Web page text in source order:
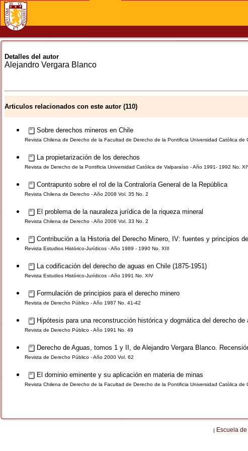
Detalles del autor
Alejandro Vergara Blanco
Articulos relacionados con este autor (110)
Sobre derechos mineros en Chile
Revista Chilena de Derecho de la Facultad de Derecho de la Pontificia Universidad Católica de
La propietarización de los derechos
Revista de Derecho de la Pontificia Universidad Católica de Valparaíso - Año 1991- 1992 No.
Contrapunto sobre el rol de la Contraloría General de la República
Revista Chilena de Derecho - Año 2008 Vol. 35 No. 2
El problema de la nauraleza jurídica de la riqueza mineral
Revista Chilena de Derecho - Año 2006 Vol. 33 No. 2
Contribución a la Historia del Derecho Minero, IV: fuentes y principios
Revista Estudios Histórico-Jurídicos - Año 1989 - 1990 No. XIII
La codificación del derecho de aguas en Chile (1875-1951)
Revista Estudios Histórico-Jurídicos - Año 1991 No. XIV
Formulación de principios para el derecho minero
Revista de Derecho Público - Año 1987 No. 41-42
Hipótesis para una reconstrucción histórica y dogmática del derecho de
Revista de Derecho Público - Año 1991 No. 49
Derecho de Aguas, tomos 1 y II, de Alejandro Vergara Blanco.
Revista de Derecho Público - Año 2000 Vol. 62
El dominio eminente y su aplicación en materia de minas
Revista Chilena de Derecho de la Facultad de Derecho de la Pontificia Universidad Católica de
| Escuela